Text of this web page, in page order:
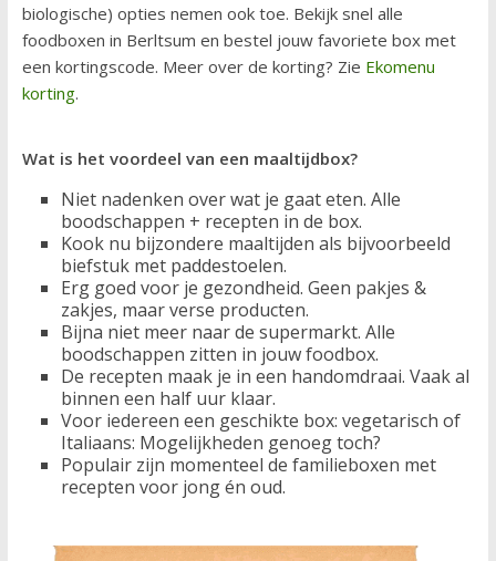
biologische) opties nemen ook toe. Bekijk snel alle
foodboxen in Berltsum en bestel jouw favoriete box met
een kortingscode. Meer over de korting? Zie Ekomenu
korting.
Wat is het voordeel van een maaltijdbox?
Niet nadenken over wat je gaat eten. Alle
boodschappen + recepten in de box.
Kook nu bijzondere maaltijden als bijvoorbeeld
biefstuk met paddestoelen.
Erg goed voor je gezondheid. Geen pakjes &
zakjes, maar verse producten.
Bijna niet meer naar de supermarkt. Alle
boodschappen zitten in jouw foodbox.
De recepten maak je in een handomdraai. Vaak al
binnen een half uur klaar.
Voor iedereen een geschikte box: vegetarisch of
Italiaans: Mogelijkheden genoeg toch?
Populair zijn momenteel de familieboxen met
recepten voor jong én oud.